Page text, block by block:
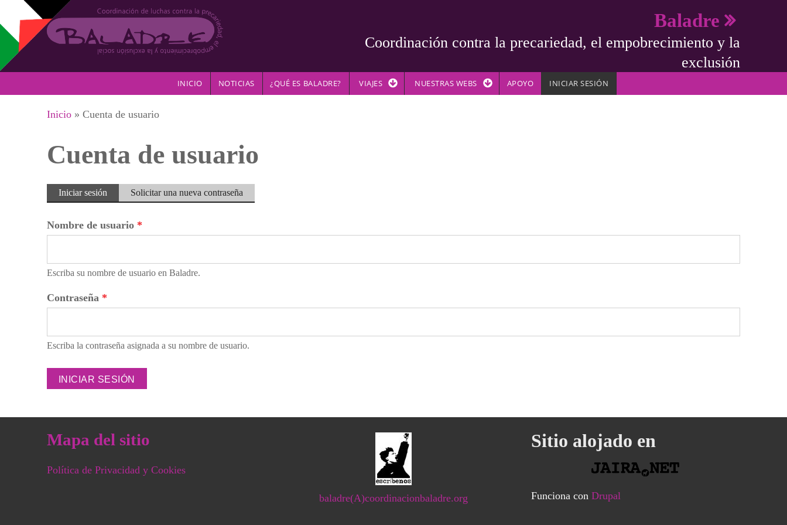
Pasar al contenido principal
Baladre
Coordinación contra la precariedad, el empobrecimiento y la
exclusión
INICIO NOTICIAS ¿QUÉ ES BALADRE? VIAJES NUESTRAS WEBS APOYO INICIAR SESIÓN
Se encuentra usted aquí
Inicio » Cuenta de usuario
Cuenta de usuario
Solapas principales
Iniciar sesión (solapaSolicitar una nueva contraseña
Nombre de usuario *
Escriba su nombre de usuario en Baladre.
Contraseña *
Escriba la contraseña asignada a su nombre de usuario.
Mapa del sitio
Política de Privacidad y Cookies
baladre(A)coordinacionbaladre.org
Sitio alojado en
Funciona con Drupal